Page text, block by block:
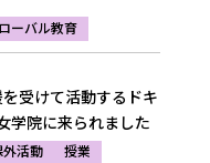
ーバル教育
受けて活動するドキ
学院に来られました
活動
授業